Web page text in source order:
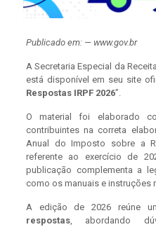
Publicado em: — www.gov.br
A Secretaria Especial da
está disponível em seu site
Respostas IRPF 2026”.
O material foi elaborado
contribuintes na correta
Anual do Imposto sobre a
referente ao exercício de
publicação complementa a
como os manuais e instruções
A edição de 2026 reúne
respostas, abordando